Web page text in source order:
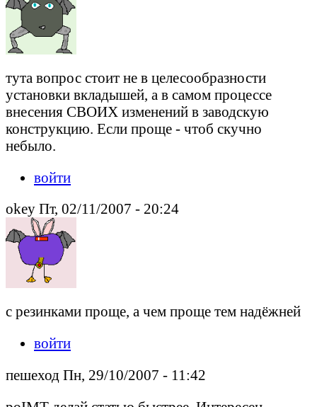
тута вопрос стоит не в целесообразности
установки вкладышей, а в самом процессе
внесения СВОИХ изменений в заводскую
конструкцию. Если проще - чтоб скучно
небыло.
войти
okey Пт, 02/11/2007 - 20:24
с резинками проще, а чем проще тем надёжней
войти
пешеход Пн, 29/10/2007 - 11:42